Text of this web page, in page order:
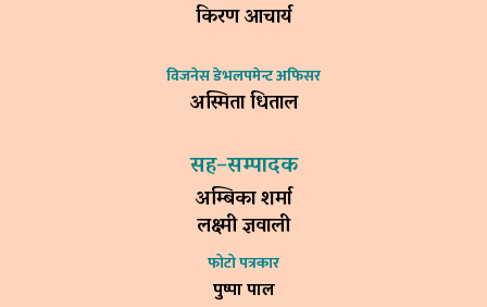
किरण आचार्य
विजनेस डेभलपमेन्ट अफिसर
अस्मिता धिताल
सह–सम्पादक
अम्बिका शर्मा
लक्ष्मी ज्ञवाली
फोटो पत्रकार
पुष्पा पाल